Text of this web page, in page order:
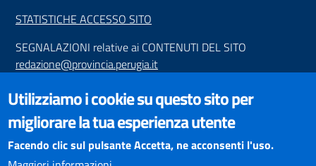
STATISTICHE ACCESSO SITO
SEGNALAZIONI relative ai CONTENUTI DEL SITO
redazione@provincia.perugia.it
VISUALIZZAZIONE CONTENUTI
Il sito internet della Provincia di Perugia è ottimizzato per
essere visualizzato dai principali browser aggiornati. L'uso di
browser non aggiornati può creare problemi di visualizzazione
dei contenuti.
Utilizziamo i cookie su questo sito per
migliorare la tua esperienza utente
Facendo clic sul pulsante Accetta, ne acconsenti l'uso.